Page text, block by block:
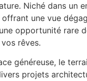
Niché dans un
une vue
opportunité rare
rêves.
généreuse, le
projets